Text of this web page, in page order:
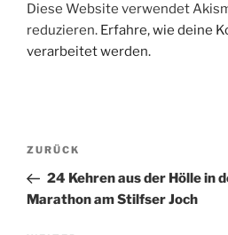
Diese Website verwendet
reduzieren. Erfahre, wie deine
verarbeitet werden.
Beitragsnavigation
Vorheriger
Beitrag
ZURÜCK
24 Kehren aus der Hölle in
Marathon am Stilfser Joch